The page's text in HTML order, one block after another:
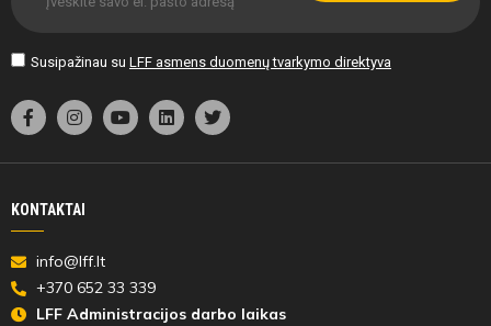
Susipažinau su LFF asmens duomenų tvarkymo direktyva
KONTAKTAI
info@lff.lt
+370 652 33 339
LFF Administracijos darbo laikas